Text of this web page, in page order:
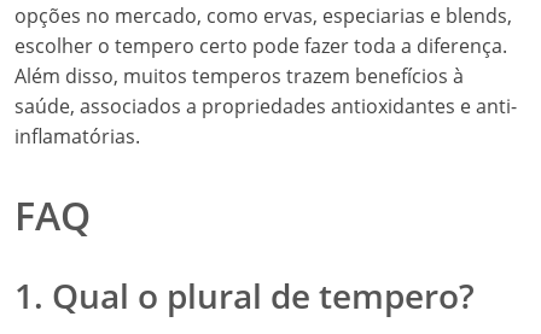
opções no mercado, como ervas, especiarias e blends,
escolher o tempero certo pode fazer toda a diferença.
Além disso, muitos temperos trazem benefícios à
saúde, associados a propriedades antioxidantes e anti-
inflamatórias.
FAQ
1. Qual o plural de tempero?